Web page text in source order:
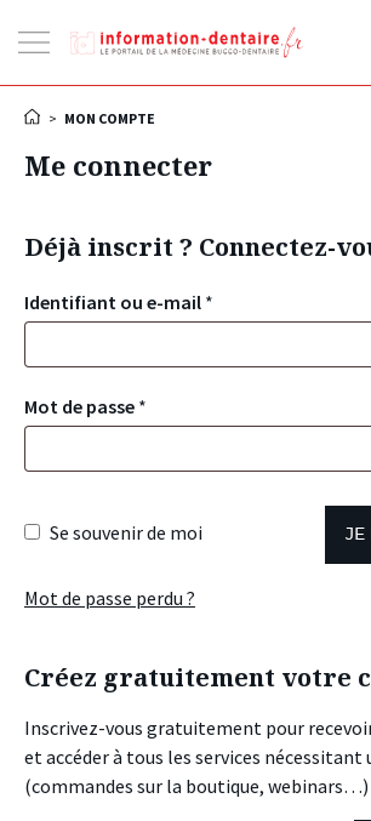
la
> MON COMPTE
Me connecter
Déjà inscrit ? Connectez-
Identifiant ou e-mail *
Mot de passe *
Se souvenir de moi JE
Mot de passe perdu ?
Créez gratuitement votre
Inscrivez-vous gratuitement pour
et accéder à tous les services
(commandes sur la boutique, webinars…)